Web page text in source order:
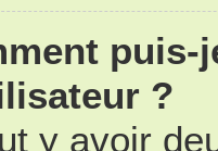
puis-
?
y avoir